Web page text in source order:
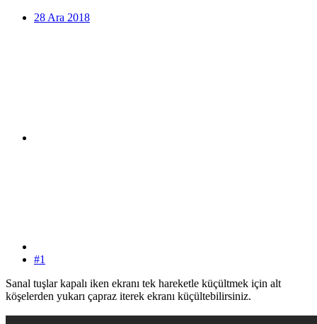
28 Ara 2018
#1
Sanal tuşlar kapalı iken ekranı tek hareketle küçültmek için alt
köşelerden yukarı çapraz iterek ekranı küçültebilirsiniz.